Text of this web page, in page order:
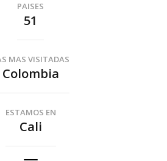
PAISES
51
MAS VISITADAS
Colombia
ESTAMOS EN
Cali